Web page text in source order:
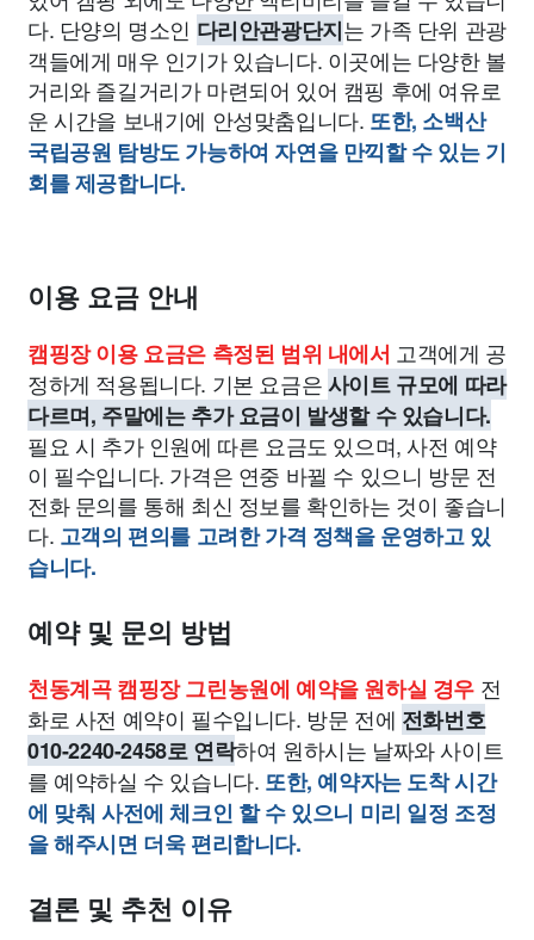
다. 단양의 명소인 다리안관광단지는 가족 단위 관광
객들에게 매우 인기가 있습니다. 이곳에는 다양한 볼
거리와 즐길거리가 마련되어 있어 캠핑 후에 여유로
운 시간을 보내기에 안성맞춤입니다. 또한, 소백산
국립공원 탐방도 가능하여 자연을 만끽할 수 있는 기
회를 제공합니다.
이용 요금 안내
캠핑장 이용 요금은 측정된 범위 내에서 고객에게 공
정하게 적용됩니다. 기본 요금은사이트 규모에 따라
다르며, 주말에는 추가 요금이 발생할 수 있습니다.
필요 시 추가 인원에 따른 요금도 있으며, 사전 예약
이 필수입니다. 가격은 연중 바뀔 수 있으니 방문 전
전화 문의를 통해 최신 정보를 확인하는 것이 좋습니
다. 고객의 편의를 고려한 가격 정책을 운영하고 있
습니다.
예약 및 문의 방법
천동계곡 캠핑장 그린농원에 예약을 원하실 경우 전
화로 사전 예약이 필수입니다. 방문 전에 전화번호
010-2240-2458로 연락하여 원하시는 날짜와 사이트
를 예약하실 수 있습니다. 또한, 예약자는 도착 시간
에 맞춰 사전에 체크인 할 수 있으니 미리 일정 조정
을 해주시면 더욱 편리합니다.
결론 및 추천 이유